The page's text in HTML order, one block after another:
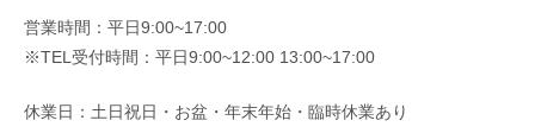
営業時間：平日9:00~17:00
※TEL受付時間：平日9:00~12:00 13:00~17:00
休業日：土日祝日・お盆・年末年始・臨時休業あり